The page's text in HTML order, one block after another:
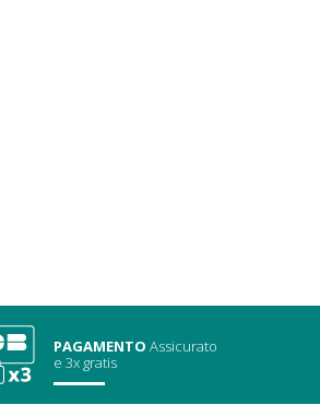
PAGAMENTO Assicurato
e 3x gratis